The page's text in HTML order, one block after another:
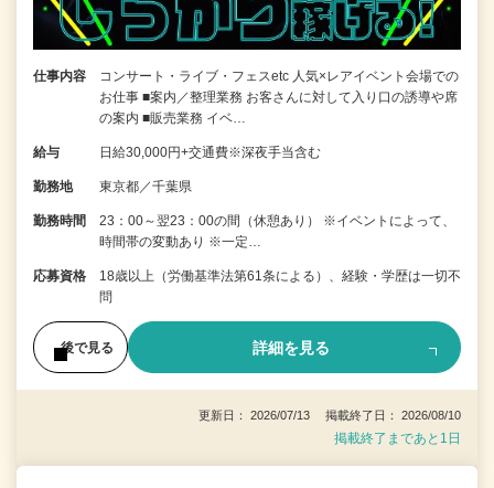
仕事内容
コンサート・ライブ・フェスetc 人気×レアイベント会場での
お仕事 ■案内／整理業務 お客さんに対して入り口の誘導や席
の案内 ■販売業務 イベ…
給与 日給30,000円+交通費※深夜手当含む
勤務地 東京都／千葉県
勤務時間
23：00～翌23：00の間（休憩あり） ※イベントによって、
時間帯の変動あり ※一定…
応募資格
18歳以上（労働基準法第61条による）、経験・学歴は一切不
問
後で見る 詳細を見る
更新日： 2026/07/13 掲載終了日： 2026/08/10
掲載終了まであと1日